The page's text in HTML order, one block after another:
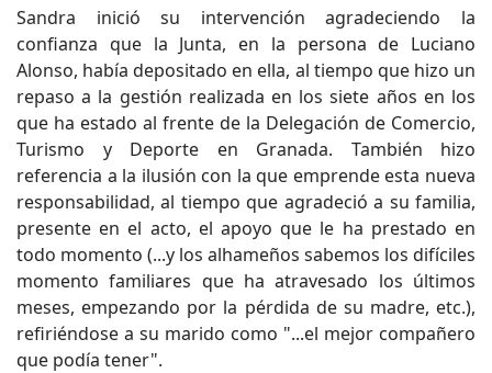
Sandra inició su intervención agradeciendo la
confianza que la Junta, en la persona de Luciano
Alonso, había depositado en ella, al tiempo que hizo un
repaso a la gestión realizada en los siete años en los
que ha estado al frente de la Delegación de Comercio,
Turismo y Deporte en Granada. También hizo
referencia a la ilusión con la que emprende esta nueva
responsabilidad, al tiempo que agradeció a su familia,
presente en el acto, el apoyo que le ha prestado en
todo momento (...y los alhameños sabemos los difíciles
momento familiares que ha atravesado los últimos
meses, empezando por la pérdida de su madre, etc.),
refiriéndose a su marido como "...el mejor compañero
que podía tener".